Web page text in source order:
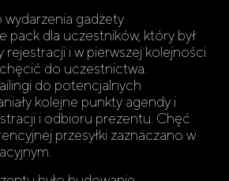
gadżety
pack dla uczestników, który był
i w pierwszej kolejności
do uczestnictwa.
do potencjalnych
kolejne punkty agendy i
i odbioru prezentu. Chęć
przesyłki zaznaczano w